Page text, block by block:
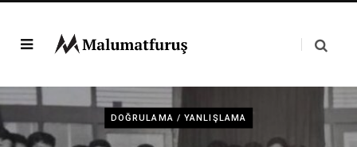
DOĞRULAMA / YANLIŞLAMA